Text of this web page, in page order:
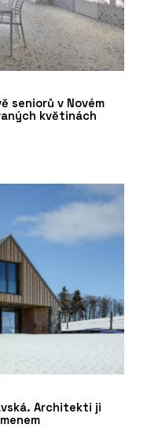
seniorů v Novém
květinách
Architekti ji